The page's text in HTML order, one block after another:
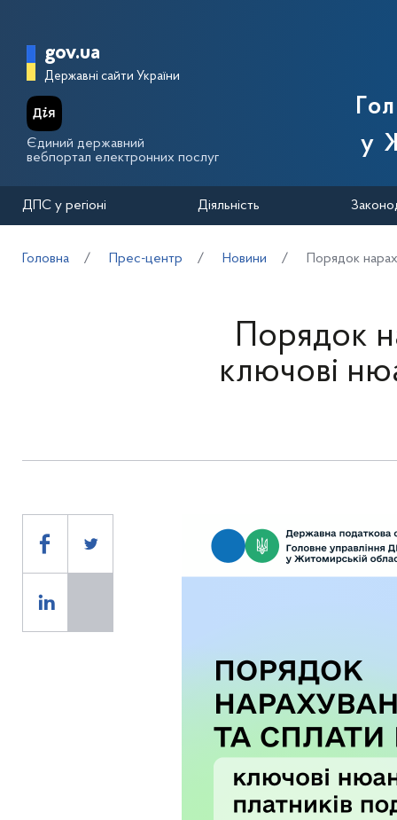
Головна сторінка Державної
gov.ua
Державні сайти України
Єдиний державний
вебпортал електронних послуг
у
ДПС у регіоні Діяльність
Головна Прес-центр Новини Порядок
Порядок
ключові